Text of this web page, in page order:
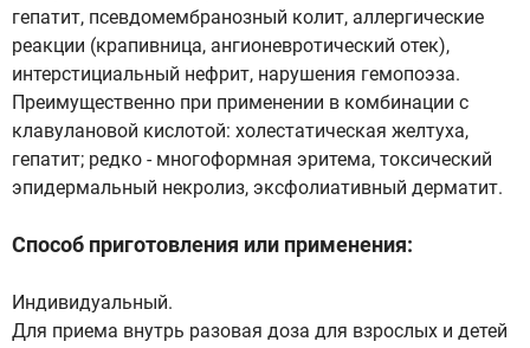
гепатит, псевдомембранозный колит, аллергические
реакции (крапивница, ангионевротический отек),
интерстициальный нефрит, нарушения гемопоэза.
Преимущественно при применении в комбинации с
клавулановой кислотой: холестатическая желтуха,
гепатит; редко - многоформная эритема, токсический
эпидермальный некролиз, эксфолиативный дерматит.
Способ приготовления или применения:
Индивидуальный.
Для приема внутрь разовая доза для взрослых и детей